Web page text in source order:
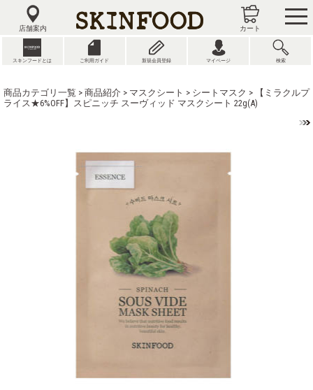
店舗案内 カート
スキンフードとは ご利用ガイド 新規会員登録 マイページ 検索
商品カテゴリ一覧 > 商品紹介 > マスクシート > シートマスク > 【ミラクルプ
ライス★6%OFF】スピニッチ スーヴィッド マスクシート 22g(A)